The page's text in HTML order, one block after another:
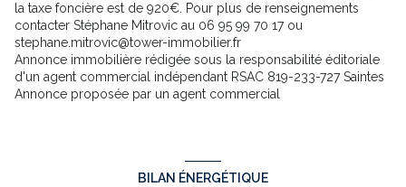
la taxe foncière est de 920€. Pour plus de renseignements
contacter Stéphane Mitrovic au 06 95 99 70 17 ou
stephane.mitrovic@tower-immobilier.fr
Annonce immobilière rédigée sous la responsabilité éditoriale
d'un agent commercial indépendant RSAC 819-233-727 Saintes
Annonce proposée par un agent commercial
BILAN ÉNERGÉTIQUE